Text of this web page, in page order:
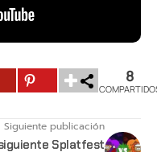
8
Siguiente publicación
Splatfest